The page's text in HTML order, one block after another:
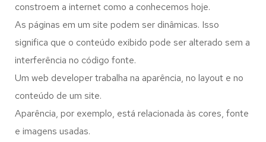
constroem a internet como a conhecemos hoje.
As páginas em um site podem ser dinâmicas. Isso
significa que o conteúdo exibido pode ser alterado sem a
interferência no código fonte.
Um web developer trabalha na aparência, no layout e no
conteúdo de um site.
Aparência, por exemplo, está relacionada às cores, fonte
e imagens usadas.